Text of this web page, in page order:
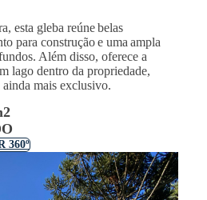
esta gleba reúnebelas
para construçãoe uma ampla
. Além disso, oferece a
lago dentro da propriedade,
mais exclusivo.
360º